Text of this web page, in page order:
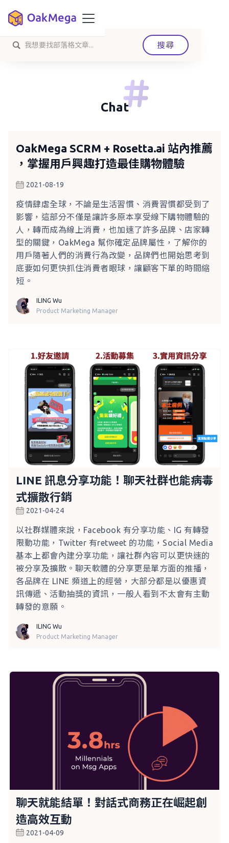
Chat
OakMega SCRM + Rosetta.ai 站內推薦
，掌握用戶興趣打造最佳購物體驗
2021-08-19
疫情肆虐全球，不論是生活習慣、消費習慣都受到了
影響，這部分不僅是讓許多原本享受線下購物體驗的
人，轉而成為線上消費，也加速了許多品牌、店家轉
型的關鍵，OakMega 幫你確定品牌屬性，了解你的
用戶隨著人們的消費行為改變，品牌們也開始思考到
底要如何更快抓住消費者眼球，讓顧客下單的時間縮
短。
ILING Wu
Product Marketing Manager
LINE 訊息分享功能！聊天社群也能病毒
式擴散行銷
2021-04-24
以社群媒體來說，Facebook 有分享功能、IG 有轉發
限動功能，Twitter 有retweet 的功能，Social Media
基本上都會內建分享功能，讓社群內容可以更快速的
被分享及擴散。聊天軟體的分享更是單方面的推播，
各品牌在 LINE 頻道上的經營，大部分都是以優惠資
訊傳遞、活動抽獎的資訊，一般人看到不太會有主動
轉發的意願。
ILING Wu
Product Marketing Manager
聊天就能結單！對話式商務正在崛起創
造高效互動
2021-04-09